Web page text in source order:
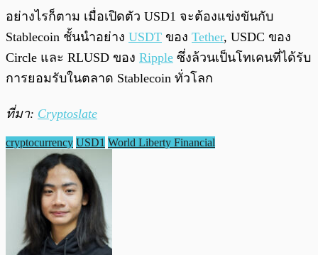
อย่างไรก็ตาม เมื่อเปิดตัว USD1 จะต้องแข่งขันกับ
Stablecoin ชั้นนำอย่าง USDT ของ Tether, USDC ของ
Circle และ RLUSD ของ Ripple ซึ่งล้วนเป็นโทเคนที่ได้รับ
การยอมรับในตลาด Stablecoin ทั่วโลก
ที่มา: Cryptoslate
cryptocurrency USD1 World Liberty Financial